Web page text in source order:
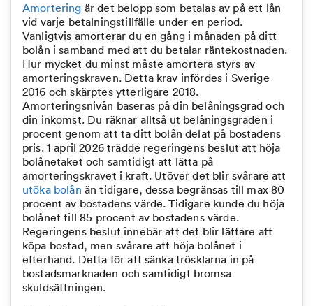
Amortering är det belopp som betalas av på ett lån
vid varje betalningstillfälle under en period.
Vanligtvis amorterar du en gång i månaden på ditt
bolån i samband med att du betalar räntekostnaden.
Hur mycket du minst måste amortera styrs av
amorteringskraven. Detta krav infördes i Sverige
2016 och skärptes ytterligare 2018.
Amorteringsnivån baseras på din belåningsgrad och
din inkomst. Du räknar alltså ut belåningsgraden i
procent genom att ta ditt bolån delat på bostadens
pris. 1 april 2026 trädde regeringens beslut att höja
bolånetaket och samtidigt att lätta på
amorteringskravet i kraft. Utöver det blir svårare att
utöka bolån än tidigare, dessa begränsas till max 80
procent av bostadens värde. Tidigare kunde du höja
bolånet till 85 procent av bostadens värde.
Regeringens beslut innebär att det blir lättare att
köpa bostad, men svårare att höja bolånet i
efterhand. Detta för att sänka trösklarna in på
bostadsmarknaden och samtidigt bromsa
skuldsättningen.